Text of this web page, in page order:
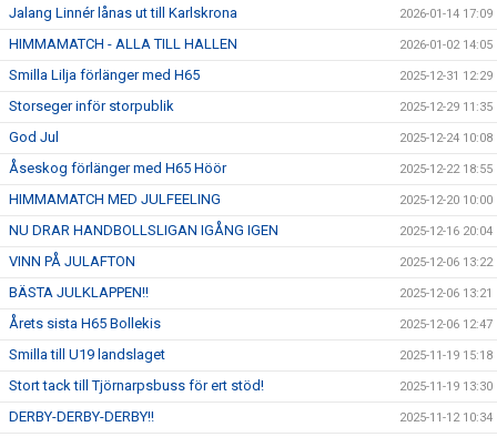
Jalang Linnér lånas ut till Karlskrona 2026-01-14 17:09
HIMMAMATCH - ALLA TILL HALLEN 2026-01-02 14:05
Smilla Lilja förlänger med H65 2025-12-31 12:29
Storseger inför storpublik 2025-12-29 11:35
God Jul 2025-12-24 10:08
Åseskog förlänger med H65 Höör 2025-12-22 18:55
HIMMAMATCH MED JULFEELING 2025-12-20 10:00
NU DRAR HANDBOLLSLIGAN IGÅNG IGEN 2025-12-16 20:04
VINN PÅ JULAFTON 2025-12-06 13:22
BÄSTA JULKLAPPEN!! 2025-12-06 13:21
Årets sista H65 Bollekis 2025-12-06 12:47
Smilla till U19 landslaget 2025-11-19 15:18
Stort tack till Tjörnarpsbuss för ert stöd! 2025-11-19 13:30
DERBY-DERBY-DERBY!! 2025-11-12 10:34